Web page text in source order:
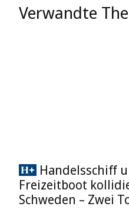
Verwandte
Handelsschiff
Freizeitboot
Schweden – Zwei